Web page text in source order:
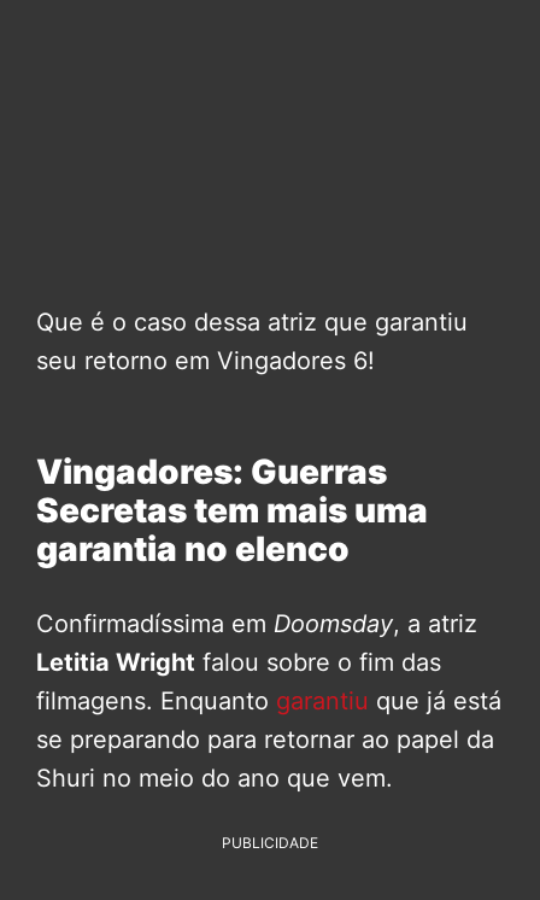
Que é o caso dessa atriz que garantiu
seu retorno em Vingadores 6!
Vingadores: Guerras
Secretas tem mais uma
garantia no elenco
Confirmadíssima em Doomsday, a atriz
Letitia Wright falou sobre o fim das
filmagens. Enquanto garantiu que já está
se preparando para retornar ao papel da
Shuri no meio do ano que vem.
PUBLICIDADE